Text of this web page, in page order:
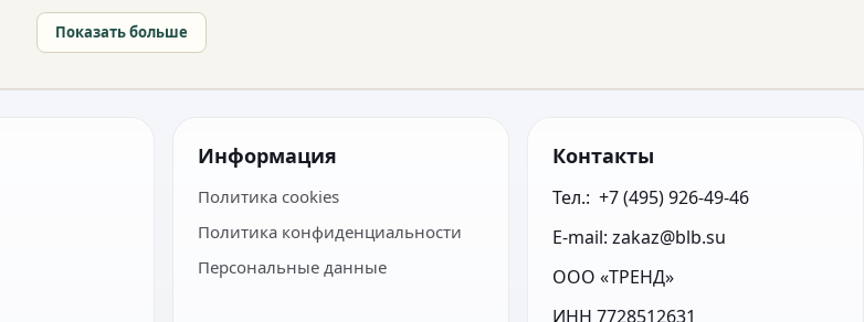
Показать больше
Информация
Политика cookies
Политика конфиденциальности
Персональные данные
Контакты
Тел.:  +7 (495) 926-49-46
E-mail: zakaz@blb.su
ООО «ТРЕНД»
ИНН 7728512631